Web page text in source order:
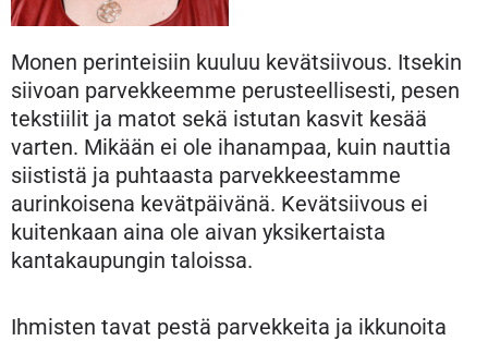
Monen perinteisiin kuuluu kevätsiivous. Itsekin
siivoan parvekkeemme perusteellisesti, pesen
tekstiilit ja matot sekä istutan kasvit kesää
varten. Mikään ei ole ihanampaa, kuin nauttia
siististä ja puhtaasta parvekkeestamme
aurinkoisena kevätpäivänä. Kevätsiivous ei
kuitenkaan aina ole aivan yksikertaista
kantakaupungin taloissa.
Ihmisten tavat pestä parvekkeita ja ikkunoita